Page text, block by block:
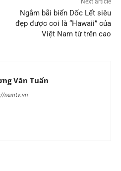
Next article
Ngắm bãi biển Dốc Lết siêu
đẹp được coi là “Hawaii” của
Việt Nam từ trên cao
Văn Tuấn
nemtv.vn